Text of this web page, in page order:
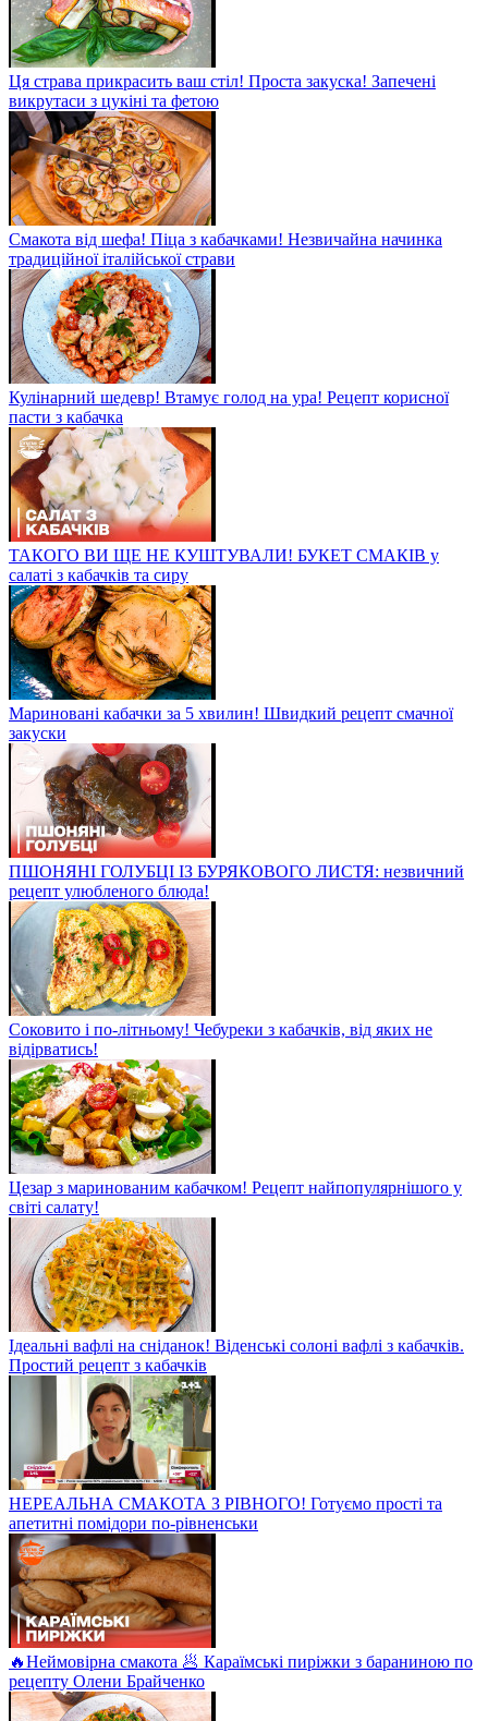
Ця страва прикрасить ваш стіл! Проста закуска! Запечені
викрутаси з цукіні та фетою
Смакота від шефа! Піца з кабачками! Незвичайна начинка
традиційної італійської страви
Кулінарний шедевр! Втамує голод на ура! Рецепт корисної
пасти з кабачка
ТАКОГО ВИ ЩЕ НЕ КУШТУВАЛИ! БУКЕТ СМАКІВ у
салаті з кабачків та сиру
Мариновані кабачки за 5 хвилин! Швидкий рецепт смачної
закуски
ПШОНЯНІ ГОЛУБЦІ ІЗ БУРЯКОВОГО ЛИСТЯ: незвичний
рецепт улюбленого блюда!
Соковито і по-літньому! Чебуреки з кабачків, від яких не
відірватись!
Цезар з маринованим кабачком! Рецепт найпопулярнішого у
світі салату!
Ідеальні вафлі на сніданок! Віденські солоні вафлі з кабачків.
Простий рецепт з кабачків
НЕРЕАЛЬНА СМАКОТА З РІВНОГО! Готуємо прості та
апетитні помідори по-рівненськи
🔥Неймовірна смакота 🥟 Караїмські пиріжки з бараниною по
рецепту Олени Брайченко